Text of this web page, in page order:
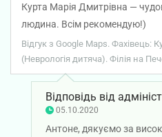
Курта Марія Дмитрівна —
людина. Всім рекомендую!)
Відгук з Google Maps. Фахівець:
(Неврологія дитяча). Філія на
Відповідь від
05.10.2020
Антоне, дякуємо за